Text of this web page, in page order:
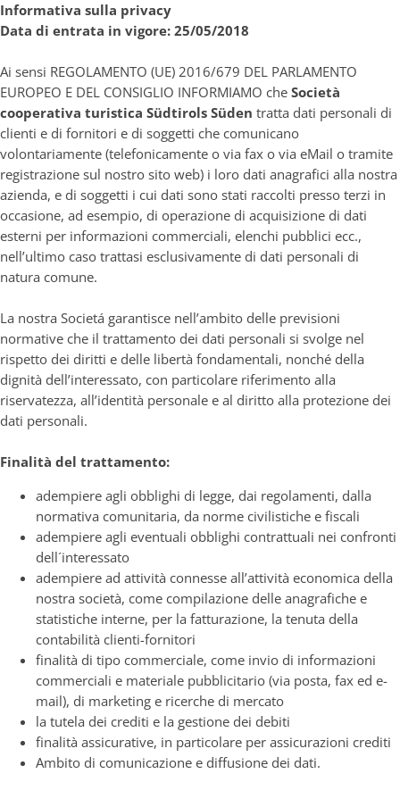
Informativa sulla privacy
Data di entrata in vigore: 25/05/2018
Ai sensi REGOLAMENTO (UE) 2016/679 DEL PARLAMENTO
EUROPEO E DEL CONSIGLIO INFORMIAMO che Società
cooperativa turistica Südtirols Süden tratta dati personali di
clienti e di fornitori e di soggetti che comunicano
volontariamente (telefonicamente o via fax o via eMail o tramite
registrazione sul nostro sito web) i loro dati anagrafici alla nostra
azienda, e di soggetti i cui dati sono stati raccolti presso terzi in
occasione, ad esempio, di operazione di acquisizione di dati
esterni per informazioni commerciali, elenchi pubblici ecc.,
nell’ultimo caso trattasi esclusivamente di dati personali di
natura comune.
La nostra Societá garantisce nell’ambito delle previsioni
normative che il trattamento dei dati personali si svolge nel
rispetto dei diritti e delle libertà fondamentali, nonché della
dignità dell’interessato, con particolare riferimento alla
riservatezza, all’identità personale e al diritto alla protezione dei
dati personali.
Finalità del trattamento:
adempiere agli obblighi di legge, dai regolamenti, dalla
normativa comunitaria, da norme civilistiche e fiscali
adempiere agli eventuali obblighi contrattuali nei confronti
dell´interessato
adempiere ad attività connesse all’attività economica della
nostra società, come compilazione delle anagrafiche e
statistiche interne, per la fatturazione, la tenuta della
contabilità clienti-fornitori
finalità di tipo commerciale, come invio di informazioni
commerciali e materiale pubblicitario (via posta, fax ed e-
mail), di marketing e ricerche di mercato
la tutela dei crediti e la gestione dei debiti
finalità assicurative, in particolare per assicurazioni crediti
Ambito di comunicazione e diffusione dei dati.